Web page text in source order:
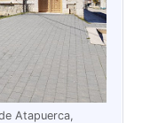
Atapuerca,